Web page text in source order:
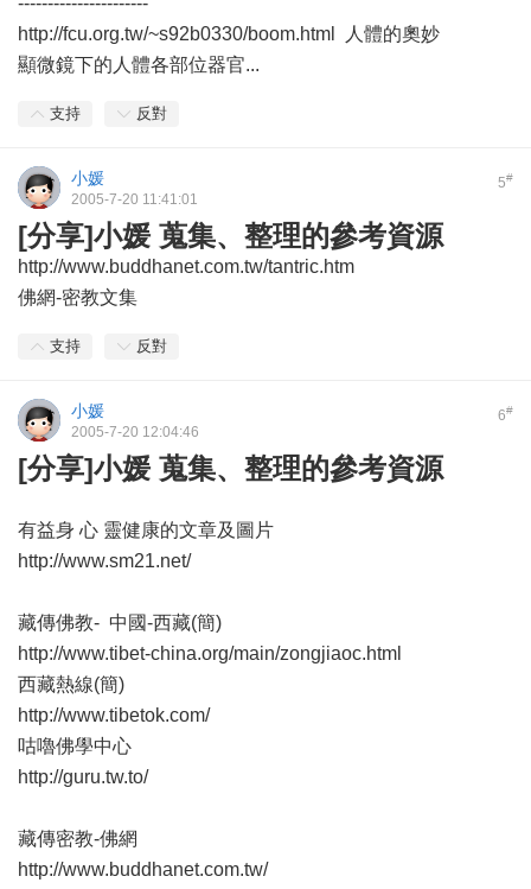
http://fcu.org.tw/~s92b0330/boom.html 人體的奧妙
顯微鏡下的人體各部位器官...
支持 反對
5#
小媛
2005-7-20 11:41:01
[分享]小媛 蒐集、整理的參考資源
http://www.buddhanet.com.tw/tantric.htm
佛網-密教文集
支持 反對
6#
小媛
2005-7-20 12:04:46
[分享]小媛 蒐集、整理的參考資源
有益身 心 靈健康的文章及圖片
http://www.sm21.net/
藏傳佛教- 中國-西藏(簡)
http://www.tibet-china.org/main/zongjiaoc.html
西藏熱線(簡)
http://www.tibetok.com/
咕嚕佛學中心
http://guru.tw.to/
藏傳密教-佛網
http://www.buddhanet.com.tw/